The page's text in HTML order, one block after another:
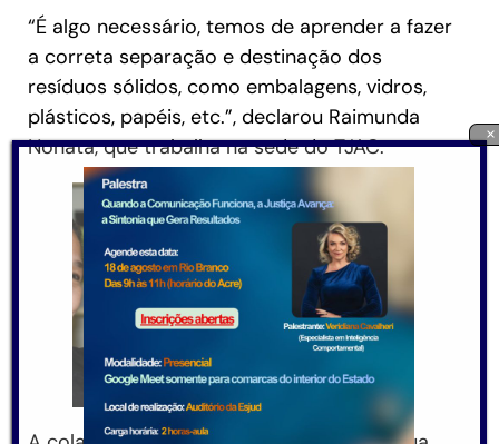
“É algo necessário, temos de aprender a fazer
a correta separação e destinação dos
resíduos sólidos, como embalagens, vidros,
plásticos, papéis, etc.”, declarou Raimunda
Nonata, que trabalha na sede do TJAC.
×